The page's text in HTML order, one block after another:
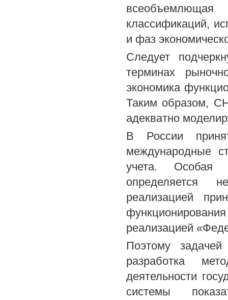
классификаций,
и фаз
Следует
терминах
экономика
Таким образом,
адекватно
В России
международные
учета. Особая
определяется
реализацией
реализацией
Поэтому задачей
разработка
деятельности
системы